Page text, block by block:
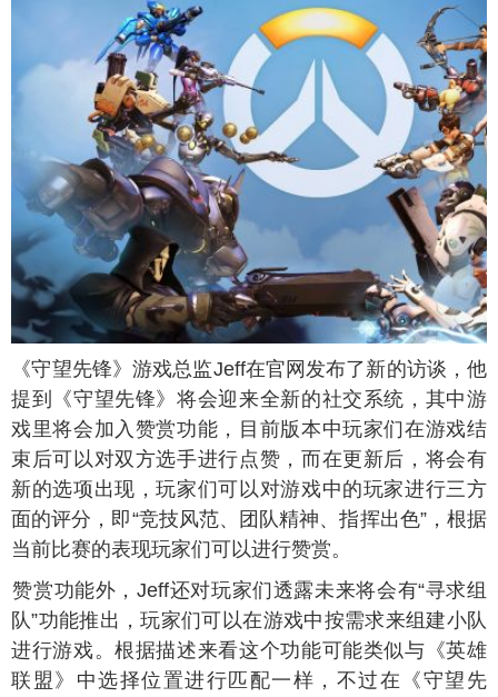
《守望先锋》游戏总监Jeff在官网发布了新的访谈，他
提到《守望先锋》将会迎来全新的社交系统，其中游
戏里将会加入赞赏功能，目前版本中玩家们在游戏结
束后可以对双方选手进行点赞，而在更新后，将会有
新的选项出现，玩家们可以对游戏中的玩家进行三方
面的评分，即“竞技风范、团队精神、指挥出色”，根据
当前比赛的表现玩家们可以进行赞赏。
赞赏功能外，Jeff还对玩家们透露未来将会有“寻求组
队”功能推出，玩家们可以在游戏中按需求来组建小队
进行游戏。根据描述来看这个功能可能类似与《英雄
联盟》中选择位置进行匹配一样，不过在《守望先